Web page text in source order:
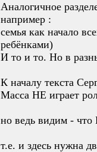
Аналогичное
например :
семья как начало
ребёнками)
И то и то. Но в
К началу текста
Масса НЕ играет
но ведь видим -
т.е. и здесь нужна